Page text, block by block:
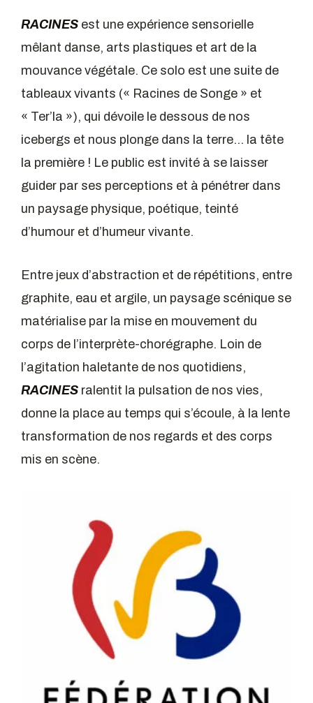
RACINES est une expérience sensorielle
mêlant danse, arts plastiques et art de la
mouvance végétale. Ce solo est une suite de
tableaux vivants (« Racines de Songe » et
« Ter’la »), qui dévoile le dessous de nos
icebergs et nous plonge dans la terre… la tête
la première ! Le public est invité à se laisser
guider par ses perceptions et à pénétrer dans
un paysage physique, poétique, teinté
d’humour et d’humeur vivante.
Entre jeux d’abstraction et de répétitions, entre
graphite, eau et argile, un paysage scénique se
matérialise par la mise en mouvement du
corps de l’interprète-chorégraphe. Loin de
l’agitation haletante de nos quotidiens,
RACINES ralentit la pulsation de nos vies,
donne la place au temps qui s’écoule, à la lente
transformation de nos regards et des corps
mis en scène.